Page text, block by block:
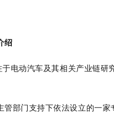
绍
电动汽车及其相关产业链研
管部门支持下依法设立的一